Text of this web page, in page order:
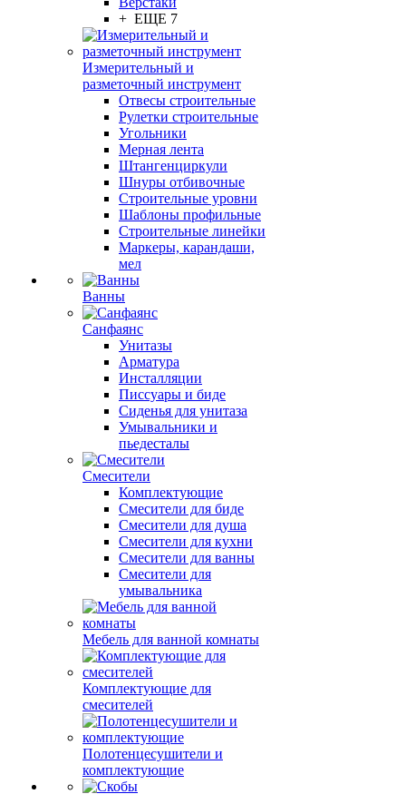
+ ЕЩЕ 7
Измерительный и
разметочный инструмент
Отвесы строительные
Рулетки строительные
Угольники
Мерная лента
Штангенциркули
Шнуры отбивочные
Строительные уровни
Шаблоны профильные
Строительные линейки
Маркеры, карандаши,
мел
Ванны
Санфаянс
Унитазы
Арматура
Инсталляции
Писсуары и биде
Сиденья для унитаза
Умывальники и
пьедесталы
Смесители
Комплектующие
Смесители для биде
Смесители для душа
Смесители для кухни
Смесители для ванны
Смесители для
умывальника
Мебель для ванной комнаты
Комплектующие для
смесителей
Полотенцесушители и
комплектующие